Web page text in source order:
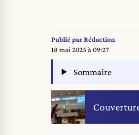
Publié parRédaction
18 mai 2025 à 09:27
Sommaire